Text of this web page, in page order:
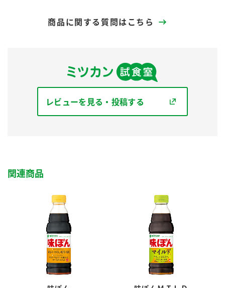
商品に関する質問はこちら
レビューを見る・投稿する
関連商品